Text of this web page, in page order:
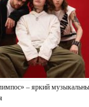
– яркий